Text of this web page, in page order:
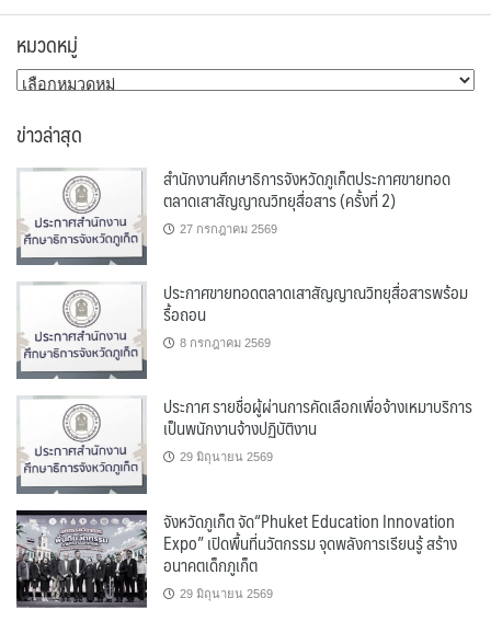
หมวดหมู่
หมวด
ข่าวล่าสุด
สำนักงานศึกษาธิการจังหวัดภูเก็ตประกาศขายทอด
ตลาดเสาสัญญาณวิทยุสื่อสาร (ครั้งที่ 2)
27 กรกฎาคม 2569
ประกาศขายทอดตลาดเสาสัญญาณวิทยุสื่อสารพร้อม
รื้อถอน
8 กรกฎาคม 2569
ประกาศ รายชื่อผู้ผ่านการคัดเลือกเพื่อจ้างเหมาบริการ
เป็นพนักงานจ้างปฏิบัติงาน
29 มิถุนายน 2569
จังหวัดภูเก็ต จัด“Phuket Education Innovation
Expo” เปิดพื้นที่นวัตกรรม จุดพลังการเรียนรู้ สร้าง
อนาคตเด็กภูเก็ต
29 มิถุนายน 2569